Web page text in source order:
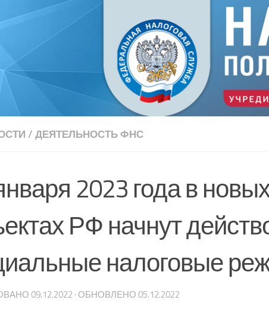
/ДЕЯТЕЛЬНОСТЬ ФНС
2023 года в
РФ начнут
налоговые
09.12.2022 · ОБНОВЛЕНО 05.12.2022